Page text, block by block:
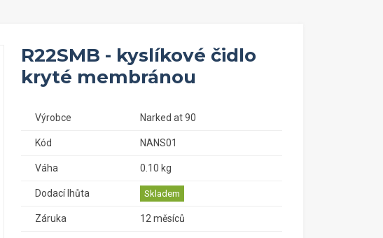
R22SMB - kyslíkové čidlo
kryté membránou
Výrobce Narked at 90
Kód NANS01
Váha 0.10 kg
Dodací lhůta Skladem
Záruka 12 měsíců